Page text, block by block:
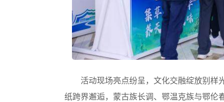
活动现场亮点纷呈，文化交融绽放别样
纸跨界邂逅，蒙古族长调、鄂温克族与鄂伦